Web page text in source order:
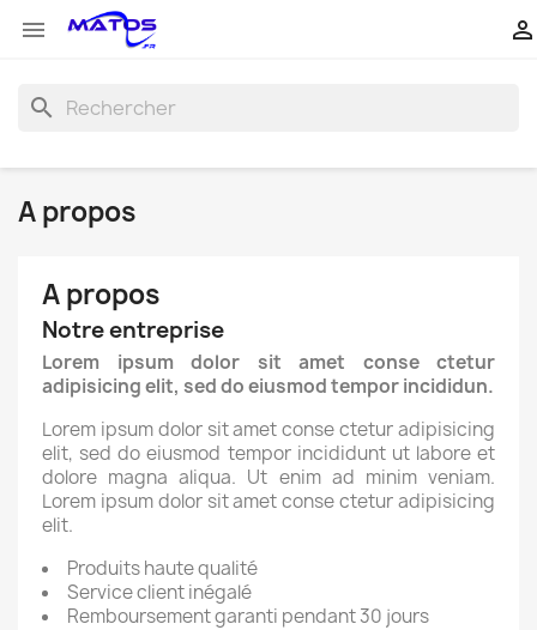
 
search
A propos
A propos
Notre entreprise
Lorem ipsum dolor sit amet conse ctetur
adipisicing elit, sed do eiusmod tempor incididun.
Lorem ipsum dolor sit amet conse ctetur adipisicing
elit, sed do eiusmod tempor incididunt ut labore et
dolore magna aliqua. Ut enim ad minim veniam.
Lorem ipsum dolor sit amet conse ctetur adipisicing
elit.
Produits haute qualité
Service client inégalé
Remboursement garanti pendant 30 jours